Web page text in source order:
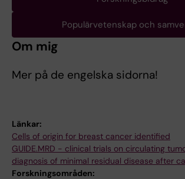
Populärvetenskap och
Om mig
Mer på de engelska sidorna!
Länkar:
Cells of origin for breast cancer identified
GUIDE.MRD - clinical trials on circulating
diagnosis of minimal residual disease after
Forskningsområden: